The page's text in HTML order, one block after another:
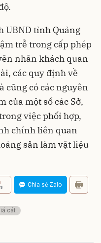
UBND tỉnh Quảng
trễ trong cấp phép
nhân khách quan
các quy định về
cũng có các nguyên
của một số các Sở,
việc phối hợp,
chính liên quan
sản làm vật liệu
Chia sẻ Zalo
cát